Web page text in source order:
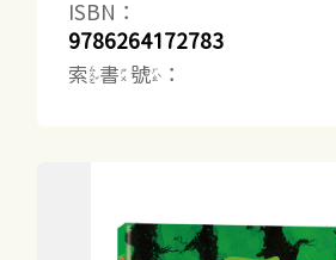
ISBN：
9786264172783
索書號：